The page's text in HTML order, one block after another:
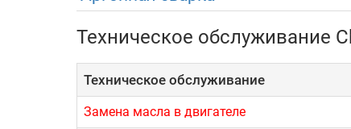
Техническое обслуживание
Техническое обслуживание
Замена масла в двигателе